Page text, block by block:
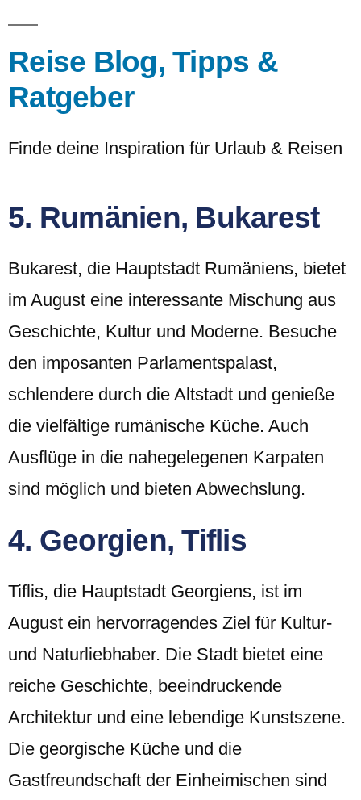
Reise Blog, Tipps &
Ratgeber
Finde deine Inspiration für Urlaub & Reisen
5. Rumänien, Bukarest
Bukarest, die Hauptstadt Rumäniens, bietet
im August eine interessante Mischung aus
Geschichte, Kultur und Moderne. Besuche
den imposanten Parlamentspalast,
schlendere durch die Altstadt und genieße
die vielfältige rumänische Küche. Auch
Ausflüge in die nahegelegenen Karpaten
sind möglich und bieten Abwechslung.
4. Georgien, Tiflis
Tiflis, die Hauptstadt Georgiens, ist im
August ein hervorragendes Ziel für Kultur-
und Naturliebhaber. Die Stadt bietet eine
reiche Geschichte, beeindruckende
Architektur und eine lebendige Kunstszene.
Die georgische Küche und die
Gastfreundschaft der Einheimischen sind